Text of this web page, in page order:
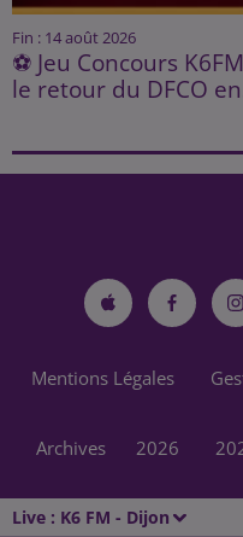
Live : K6 FM - Dijon
Fin : 14 août 2026
⚽ Jeu Concours
le retour du DFCO
Mentions Légales
Archives 2026